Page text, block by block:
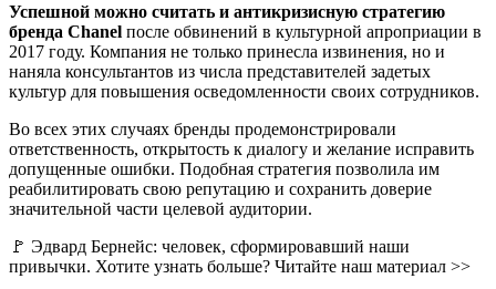
Успешной можно считать и антикризисную стратегию
бренда Chanel после обвинений в культурной апроприации в
2017 году. Компания не только принесла извинения, но и
наняла консультантов из числа представителей задетых
культур для повышения осведомленности своих сотрудников.
Во всех этих случаях бренды продемонстрировали
ответственность, открытость к диалогу и желание исправить
допущенные ошибки. Подобная стратегия позволила им
реабилитировать свою репутацию и сохранить доверие
значительной части целевой аудитории.
🚩 Эдвард Бернейс: человек, сформировавший наши
привычки. Хотите узнать больше? Читайте наш материал >>